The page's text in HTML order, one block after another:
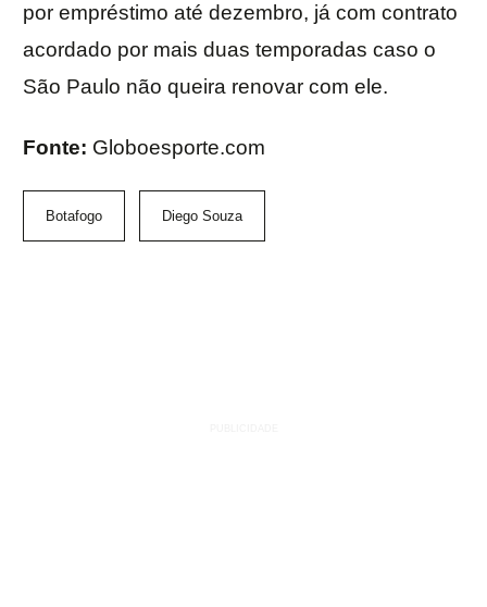
por empréstimo até dezembro, já com contrato
acordado por mais duas temporadas caso o
São Paulo não queira renovar com ele.
Fonte: Globoesporte.com
Botafogo Diego Souza